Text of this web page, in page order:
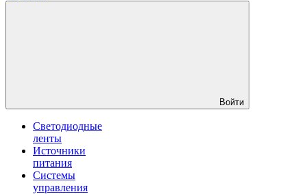
Войти
Светодиодные
ленты
Источники
питания
Системы
управления